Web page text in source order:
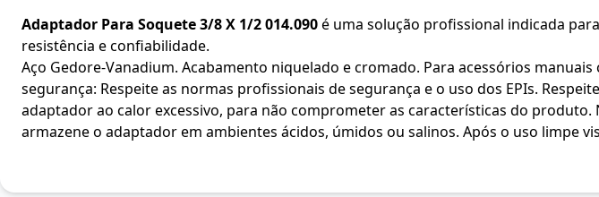
Adaptador Para Soquete 3/8 X 1/2 014.090é uma solução profissional indicada
resistência e confiabilidade.
Aço Gedore-Vanadium. Acabamento niquelado e cromado. Para acessórios
segurança: Respeite as normas profissionais de segurança e o uso dos EPIs.
adaptador ao calor excessivo, para não comprometer as características do
armazene o adaptador em ambientes ácidos, úmidos ou salinos. Após o uso